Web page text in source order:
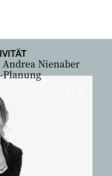
Nienaber
Planung